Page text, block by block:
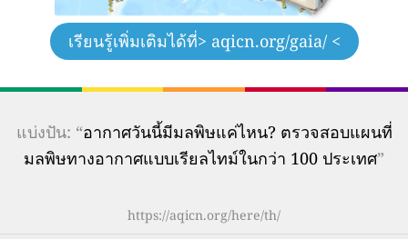
เรียนรู้เพิ่มเติมได้ที่> aqicn.org/gaia/ <
แบ่งปัน: “อากาศวันนี้มีมลพิษแค่ไหน? ตรวจสอบแผนที่
มลพิษทางอากาศแบบเรียลไทม์ในกว่า 100 ประเทศ”
https://aqicn.org/here/th/